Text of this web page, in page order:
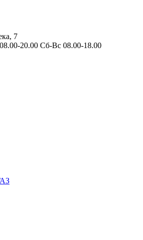
7
20.00 Сб-Вс 08.00-18.00